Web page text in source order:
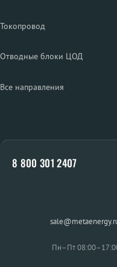
Токопровод
Отводные блоки ЦОД
Все направления
8 800 301 2407
Пн–Пт